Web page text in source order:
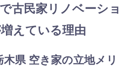
古民家リノベーショ
えている理由
県 空き家の立地メリ